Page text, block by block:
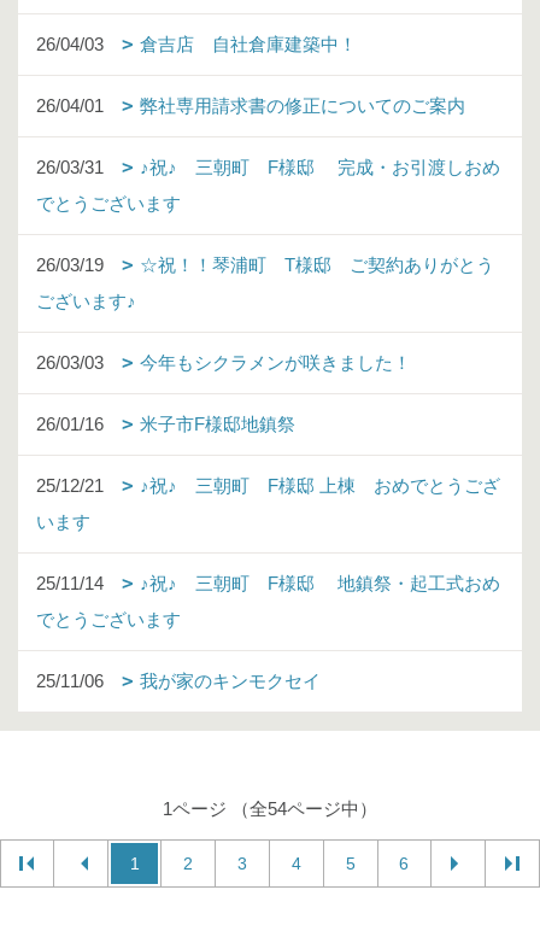
26/04/03 倉吉店 自社倉庫建築中！
26/04/01 弊社専用請求書の修正についてのご案内
26/03/31
♪祝♪ 三朝町 F様邸 完成・お引渡しおめ
でとうございます
26/03/19
☆祝！！琴浦町 T様邸 ご契約ありがとう
ございます♪
26/03/03 今年もシクラメンが咲きました！
26/01/16 米子市F様邸地鎮祭
25/12/21
♪祝♪ 三朝町 F様邸 上棟 おめでとうござ
います
25/11/14
♪祝♪ 三朝町 F様邸 地鎮祭・起工式おめ
でとうございます
25/11/06 我が家のキンモクセイ
1ページ （全54ページ中）
1 2 3 4 5 6